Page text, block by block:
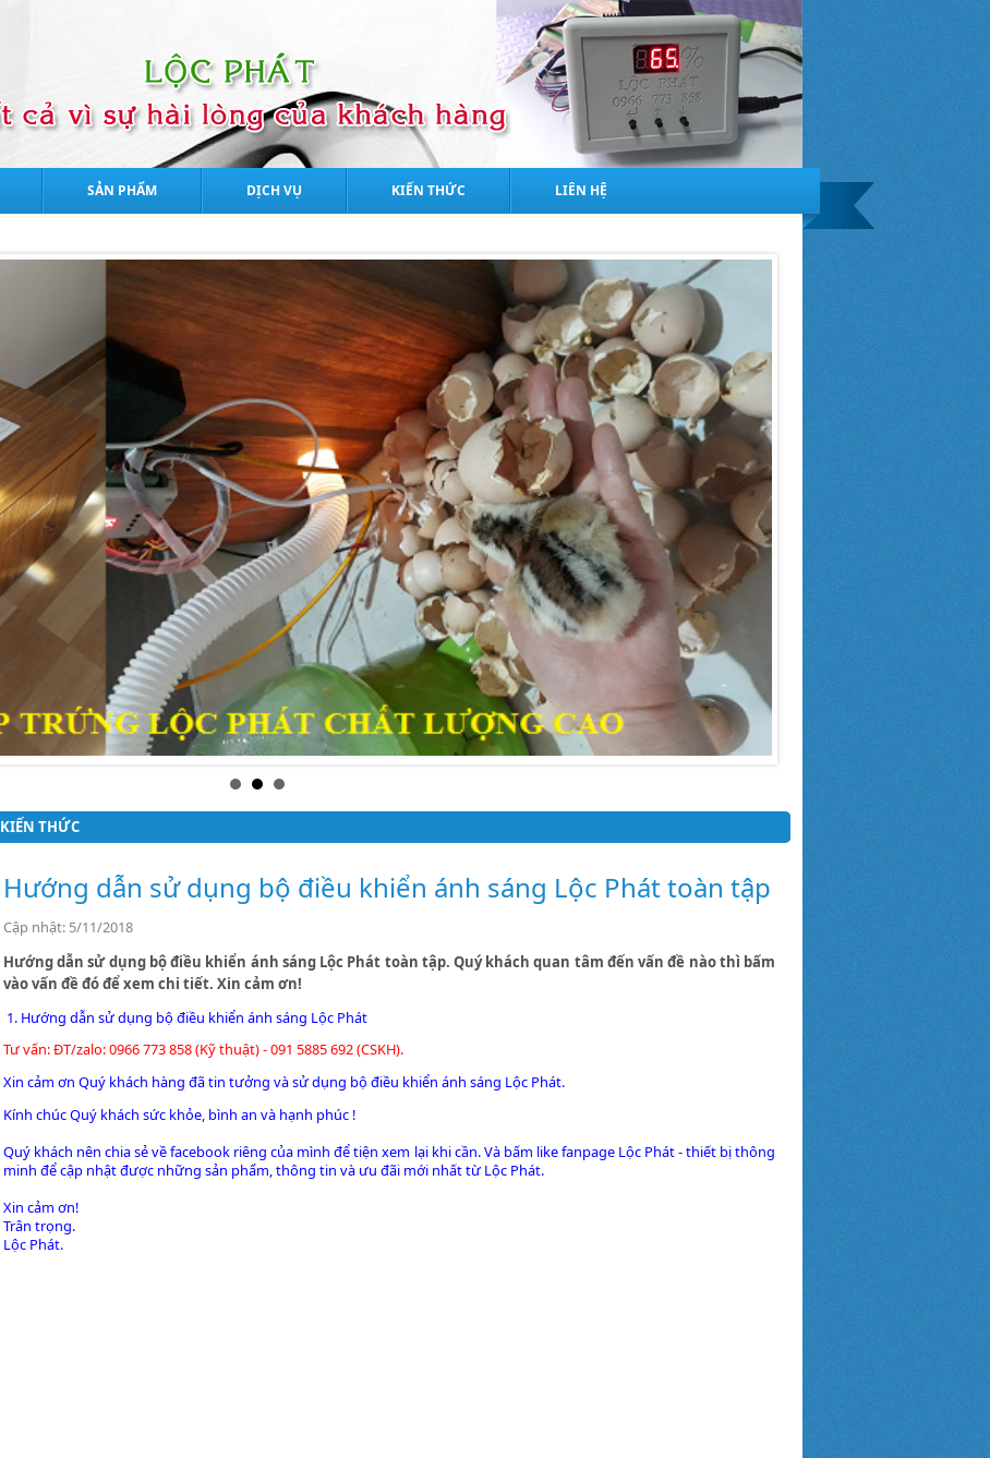
SẢN PHẨM DỊCH VỤ KIẾN THỨC LIÊN HỆ
KIẾN THỨC
Hướng dẫn sử dụng bộ điều khiển ánh sáng Lộc Phát toàn tập
Cập nhật: 5/11/2018
Hướng dẫn sử dụng bộ điều khiển ánh sáng Lộc Phát toàn tập. Quý khách quan tâm đến vấn đề nào thì bấm
vào vấn đề đó để xem chi tiết. Xin cảm ơn!
1. Hướng dẫn sử dụng bộ điều khiển ánh sáng Lộc Phát
Tư vấn: ĐT/zalo: 0966 773 858 (Kỹ thuật) - 091 5885 692 (CSKH).
Xin cảm ơn Quý khách hàng đã tin tưởng và sử dụng bộ điều khiển ánh sáng Lộc Phát.
Kính chúc Quý khách sức khỏe, bình an và hạnh phúc !
Quý khách nên chia sẻ về facebook riêng của mình để tiện xem lại khi cần. Và bấm like fanpage Lộc Phát - thiết bị thông
minh để cập nhật được những sản phẩm, thông tin và ưu đãi mới nhất từ Lộc Phát.
Xin cảm ơn!
Trân trọng.
Lộc Phát.